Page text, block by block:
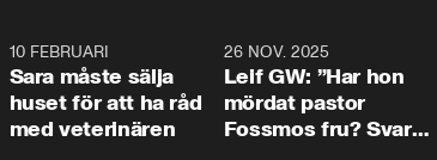
10 FEBRUARI
Sara måste sälja
huset för att ha råd
med veterinären
26 NOV. 2025
Leif GW: ”Har hon
mördat pastor
Fossmos fru? Svar